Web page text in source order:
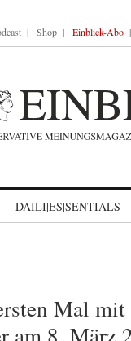
Shop Einblick-Abo
DAILI|ES|SENTIALS
Mal